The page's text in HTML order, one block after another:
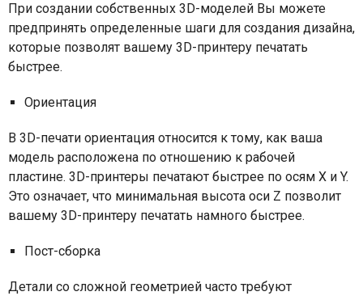
При создании собственных 3D-моделей Вы можете
предпринять определенные шаги для создания дизайна,
которые позволят вашему 3D-принтеру печатать
быстрее.
Ориентация
В 3D-печати ориентация относится к тому, как ваша
модель расположена по отношению к рабочей
пластине. 3D-принтеры печатают быстрее по осям X и Y.
Это означает, что минимальная высота оси Z позволит
вашему 3D-принтеру печатать намного быстрее.
Пост-сборка
Детали со сложной геометрией часто требуют